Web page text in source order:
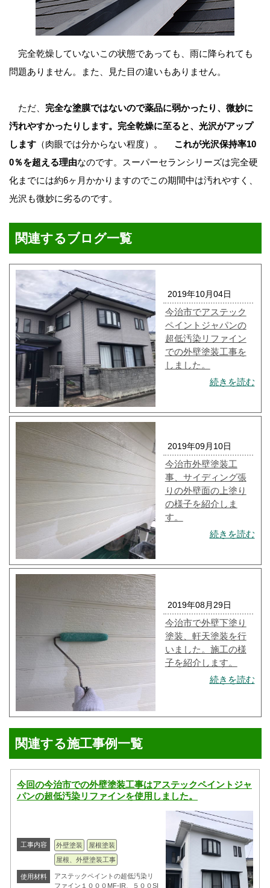
完全乾燥していないこの状態であっても、雨に降られても
問題ありません。また、見た目の違いもありません。
ただ、 完全な塗膜ではないので薬品に弱かったり、微妙に
汚れやすかったりします。完全乾燥に至ると、光沢がアップ
します（肉眼では分からない程度）。 これが光沢保持率10
0％を超える理由なのです。スーパーセランシリーズは完全硬
化までには約6ヶ月かかりますのでこの期間中は汚れやすく、
光沢も微妙に劣るのです。
関連するブログ一覧
2019年10月04日
今治市でアステック
ペイントジャパンの
超低汚染リファイン
での外壁塗装工事を
しました。
続きを読む
2019年09月10日
今治市外壁塗装工
事、サイディング張
りの外壁面の上塗り
の様子を紹介しま
す。
続きを読む
2019年08月29日
今治市で外壁下塗り
塗装、軒天塗装を行
いました。施工の様
子を紹介します。
続きを読む
関連する施工事例一覧
今回の今治市での外壁塗装工事はアステックペイントジャ
パンの超低汚染リファインを使用しました。
工事内容 外壁塗装
屋根塗装
屋根、外壁塗装工事
使用材料
アステックペイントの超低汚染リ
ファイン１０００MF-IR、５００SI